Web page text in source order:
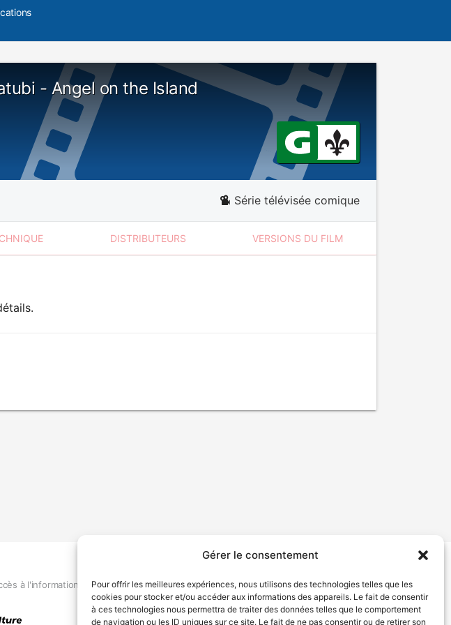
Gérer le consentement
Pour offrir les meilleures expériences, nous utilisons des technologies telles que les
cookies pour stocker et/ou accéder aux informations des appareils. Le fait de consentir
à ces technologies nous permettra de traiter des données telles que le comportement
de navigation ou les ID uniques sur ce site. Le fait de ne pas consentir ou de retirer son
- Angel on the Island
Série télévisée comique
DISTRIBUTEURS VERSIONS DU FILM
à l'information Déclaration de services Politique de confidentialité